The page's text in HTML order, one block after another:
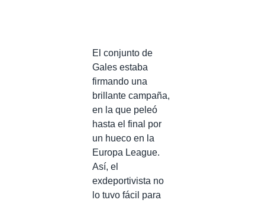
El conjunto de
Gales estaba
firmando una
brillante campaña,
en la que peleó
hasta el final por
un hueco en la
Europa League.
Así, el
exdeportivista no
lo tuvo fácil para